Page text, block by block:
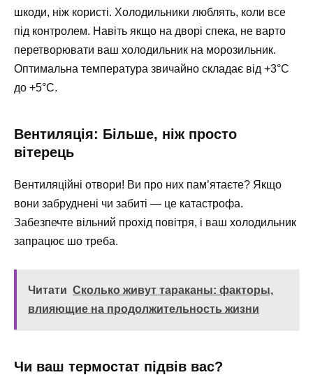
шкоди, ніж користі. Холодильники люблять, коли все
під контролем. Навіть якщо на дворі спека, не варто
перетворювати ваш холодильник на морозильник.
Оптимальна температура звичайно складає від +3°C
до +5°C.
Вентиляція: Більше, ніж просто
вітерець
Вентиляційні отвори! Ви про них пам’ятаєте? Якщо
вони забруднені чи забиті — це катастрофа.
Забезпечте вільний прохід повітря, і ваш холодильник
запрацює шо треба.
Читати Сколько живут тараканы: факторы,
влияющие на продолжительность жизни
Чи ваш термостат підвів вас?